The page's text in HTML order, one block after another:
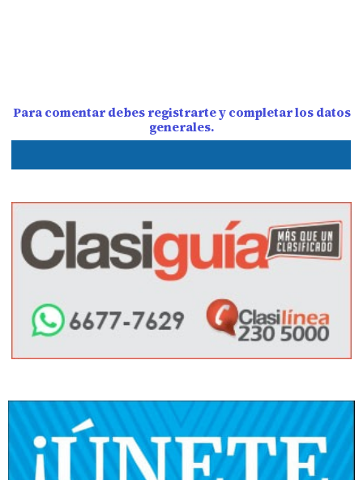
Para comentar debes registrarte y completar los datos
generales.